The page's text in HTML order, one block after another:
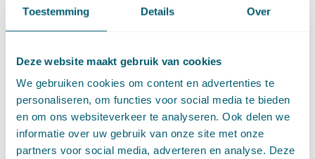
Toestemming Details Over
Deze website maakt gebruik van cookies
We gebruiken cookies om content en advertenties te
personaliseren, om functies voor social media te bieden
en om ons websiteverkeer te analyseren. Ook delen we
informatie over uw gebruik van onze site met onze
partners voor social media, adverteren en analyse. Deze
september (4)
augustus (7)
juli (4)
mei (6)
april (11)
maart (14)
februari (11)
januari (15)
2020 (154)
december (6)
november (14)
oktober (14)
september (8)